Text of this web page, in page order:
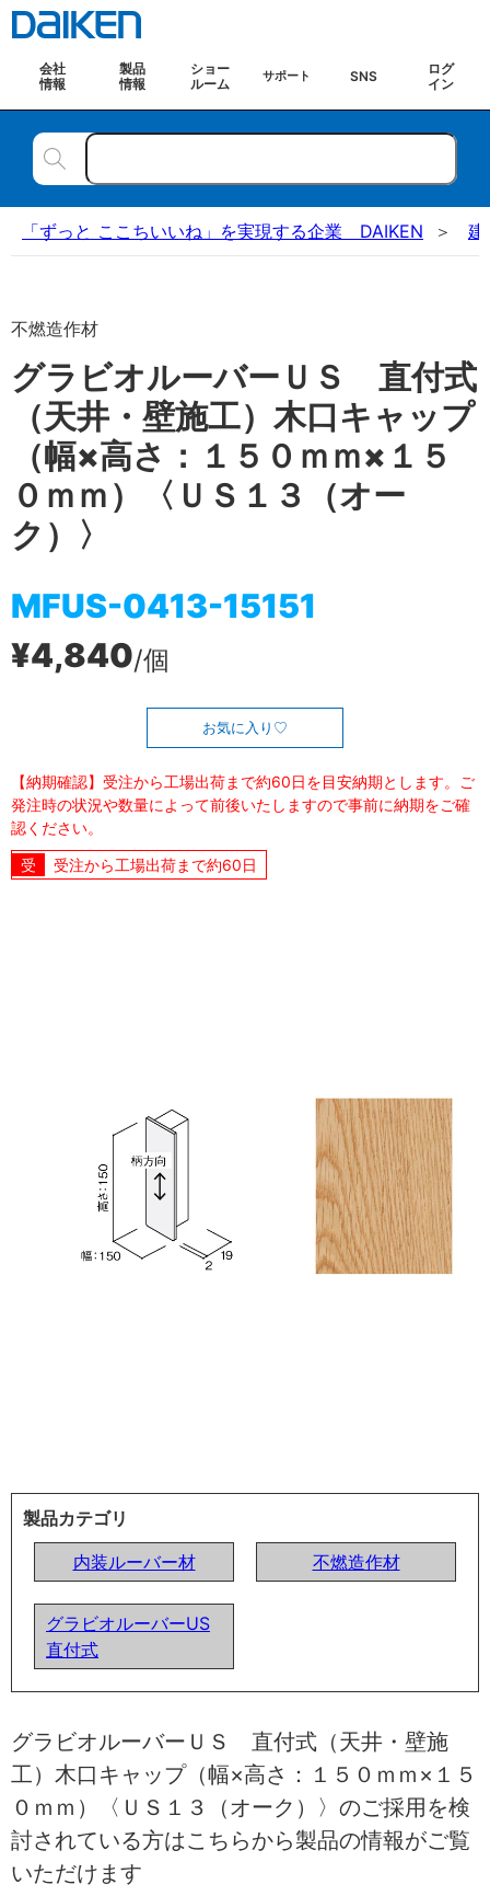
会社
情報
製品
情報
ショー
ルーム
サポート SNS
ログ
イン
「ずっと ここちいいね」を実現する企業 DAIKEN 建
不燃造作材
グラビオルーバーＵＳ 直付式
（天井・壁施工）木口キャップ
（幅×高さ：１５０ｍｍ×１５
０ｍｍ）〈ＵＳ１３（オー
ク）〉
MFUS-0413-15151
¥4,840/個
お気に入り
【納期確認】受注から工場出荷まで約60日を目安納期とします。ご
発注時の状況や数量によって前後いたしますので事前に納期をご確
認ください。
受注から工場出荷まで約60日
製品カテゴリ
内装ルーバー材
不燃造作材
グラビオルーバーUS
直付式
グラビオルーバーＵＳ 直付式（天井・壁施
工）木口キャップ（幅×高さ：１５０ｍｍ×１５
０ｍｍ）〈ＵＳ１３（オーク）〉のご採用を検
討されている方はこちらから製品の情報がご覧
いただけます